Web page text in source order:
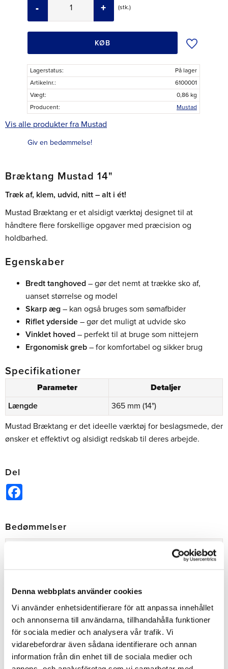
Denna webbplats använder cookies
Vi använder enhetsidentifierare för att anpassa innehållet
och annonserna till användarna, tillhandahålla funktioner
för sociala medier och analysera vår trafik. Vi
vidarebefordrar även sådana identifierare och annan
information från din enhet till de sociala medier och
stk.
+
-
KØB Tilføj til
Lagerstatus
På lager
Artikelnr.
6100001
Vægt
0,86 kg
Producent
Mustad
Vis alle produkter fra Mustad
Giv en bedømmelse!
Bræktang Mustad 14"
Træk af, klem, udvid, nitt – alt i ét!
Mustad Bræktang er et alsidigt værktøj designet til at
håndtere flere forskellige opgaver med præcision og
holdbarhed.
Egenskaber
Bredt tanghoved – gør det nemt at trække sko af,
uanset størrelse og model
Skarp æg – kan også bruges som sømafbider
Riflet yderside – gør det muligt at udvide sko
Vinklet hoved – perfekt til at bruge som nittejern
Ergonomisk greb – for komfortabel og sikker brug
Specifikationer
Parameter
Detaljer
Længde
365 mm (14")
Mustad Bræktang er det ideelle værktøj for beslagsmede, der
ønsker et effektivt og alsidigt redskab til deres arbejde.
Del
Bedømmelser
Bliv den første, der giver en bedømmelse.